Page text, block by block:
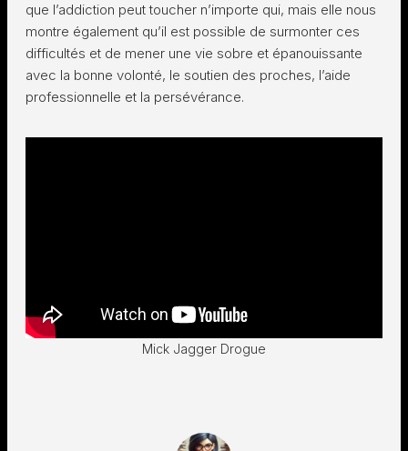
que l’addiction peut toucher n’importe qui, mais elle nous
montre également qu’il est possible de surmonter ces
difficultés et de mener une vie sobre et épanouissante
avec la bonne volonté, le soutien des proches, l’aide
professionnelle et la persévérance.
Mick Jagger Drogue